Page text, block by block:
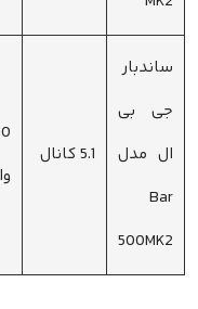
بی
مدل
5.1 کانال